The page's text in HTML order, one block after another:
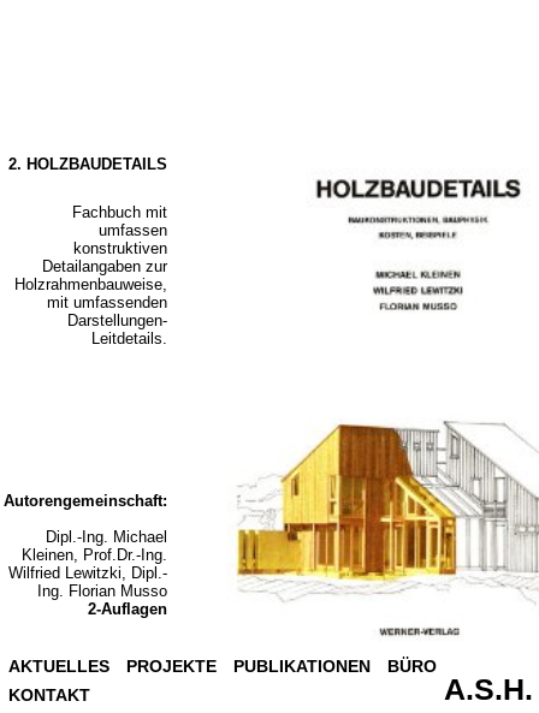
AKTUELLES PROJEKTE PUBLIKATIONEN
BÜRO
KONTAKT
A.S.H.
2. HOLZBAUDETAILS
Fachbuch mit
umfassen
konstruktiven
Detailangaben zur
Holzrahmenbauweise,
mit umfassenden
Darstellungen-
Leitdetails.
Autorengemeinschaft:
Dipl.-Ing. Michael
Kleinen, Prof.Dr.-Ing.
Wilfried Lewitzki, Dipl.-
Ing. Florian Musso
2-Auflagen